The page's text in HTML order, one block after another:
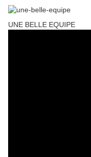
UNE BELLE EQUIPE